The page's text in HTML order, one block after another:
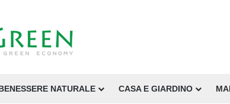
NATURALE CASA E GIARDINO